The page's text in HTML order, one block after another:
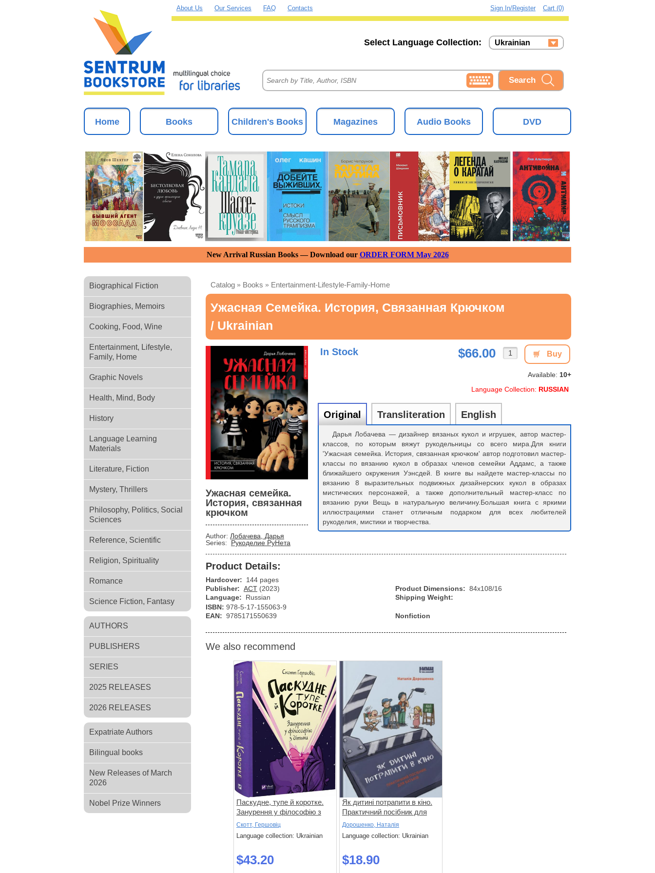
About Us Our Services FAQ Contacts Cart (0)
Sign In/Register
Ukrainian
Ukrainian
Select Language Collection:
Home Books Children's Books Magazines Audio Books DVD
New Arrival Russian Books — Download our ORDER FORM May 2026
Biographical Fiction
Biographies, Memoirs
Cooking, Food, Wine
Entertainment, Lifestyle,
Family, Home
Graphic Novels
Health, Mind, Body
History
Language Learning
Materials
Literature, Fiction
Mystery, Thrillers
Philosophy, Politics, Social
Sciences
Reference, Scientific
Religion, Spirituality
Romance
Science Fiction, Fantasy
AUTHORS
PUBLISHERS
SERIES
2025 RELEASES
2026 RELEASES
Expatriate Authors
Bilingual books
New Releases of March
2026
Nobel Prize Winners
Catalog » Books » Entertainment-Lifestyle-Family-Home
Ужасная Семейка. История, Связанная Крючком
/ Ukrainian
Ужасная семейка.
История, связанная
крючком
Author: Лобачева, Дарья
Series:
Рукоделие РуНета
In Stock Buy
$66.00
Available: 10+
Language Collection: RUSSIAN
Original Transliteration English
Дарья Лобачева — дизайнер вязаных кукол и игрушек, автор мастер-
классов, по которым вяжут рукодельницы со всего мира.Для книги
'Ужасная семейка. История, связанная крючком' автор подготовил мастер-
классы по вязанию кукол в образах членов семейки Аддамс, а также
ближайшего окружения Уэнсдей. В книге вы найдете мастер-классы по
вязанию 8 выразительных подвижных дизайнерских кукол в образах
мистических персонажей, а также дополнительный мастер-класс по
вязанию руки Вещь в натуральную величину.Большая книга с яркими
иллюстрациями станет отличным подарком для всех любителей
рукоделия, мистики и творчества.
Product Details:
Hardcover:
144 pages
Publisher: АСТ (2023)
Language:
Russian
Product Dimensions: 84x108/16
Shipping Weight:
ISBN: 978-5-17-155063-9
EAN: 9785171550639 Nonfiction
We also recommend
Паскудне, тупе й коротке.
Занурення у філософію з
дітьми
Скотт, Гершовіц
Language collection: Ukrainian
$43.20
Як дитині потрапити в кіно.
Практичний посібник для
батьків
Дорошенко, Наталія
Language collection: Ukrainian
$18.90